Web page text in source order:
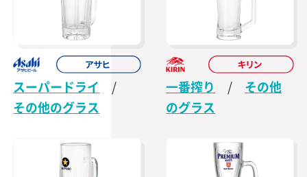
スーパードライ
/
その他のグラス
一番搾り /
その他
のグラス